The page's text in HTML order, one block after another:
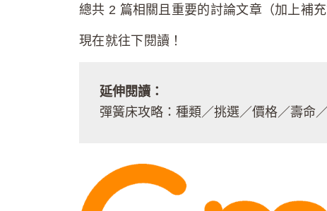
總共 2 篇相關且重要的討論文章（加上補充
現在就往下閱讀！
延伸閱讀：
彈簧床攻略：種類／挑選／價格／壽命